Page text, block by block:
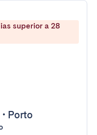
superior a 28
• Porto